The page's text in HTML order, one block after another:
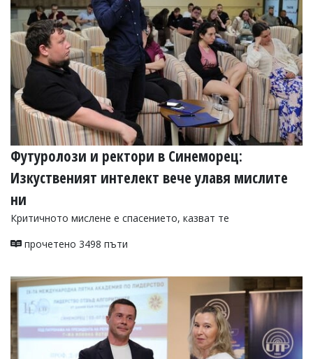
ЮГ
Управители:
Веселин
Василев,
email:
v.vasilev@flagman.bg
Катя
Касабова,
еmail:k.kassabova@flagman.bg
Главен
редактор:
Иван
Колев,
office@flagman.bg
Коментарите
статиите
се
въвеждат
от
читателите
и
редакцията
Футуролози и ректори в Синеморец:
Изкуственият интелект вече улавя мислите
ни
Критичното мислене е спасението, казват те
прочетено 3498 пъти